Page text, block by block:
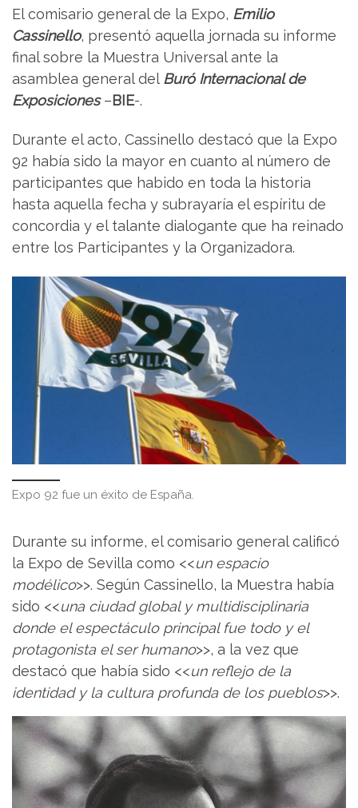
El comisario general de la Expo, Emilio
Cassinello, presentó aquella jornada su informe
final sobre la Muestra Universal ante la
asamblea general del Buró Internacional de
Exposiciones–BIE-.
Durante el acto, Cassinello destacó que la Expo
92 había sido la mayor en cuanto al número de
participantes que habido en toda la historia
hasta aquella fecha y subrayaría el espíritu de
concordia y el talante dialogante que ha reinado
entre los Participantes y la Organizadora.
Expo 92 fue un éxito de España.
Durante su informe, el comisario general calificó
la Expo de Sevilla como <<un espacio
modélico>>. Según Cassinello, la Muestra había
sido <<una ciudad global y multidisciplinaria
donde el espectáculo principal fue todo y el
protagonista el ser humano>>, a la vez que
destacó que había sido <<un reflejo de la
identidad y la cultura profunda de los pueblos>>.